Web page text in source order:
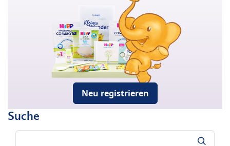
Neu registrieren
Suche